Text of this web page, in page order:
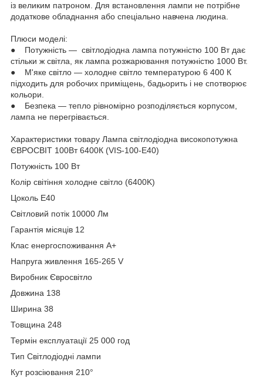
із великим патроном. Для встановлення лампи не потрібне
додаткове обладнання або спеціально навчена людина.
Плюси моделі:
● Потужність — світлодіодна лампа потужністю 100 Вт дає
стільки ж світла, як лампа розжарювання потужністю 1000 Вт.
● М'яке світло — холодне світло температурою 6 400 К
підходить для робочих приміщень, бадьорить і не спотворює
кольори.
● Безпека — тепло рівномірно розподіляється корпусом,
лампа не перегрівається.
Характеристики товару Лампа світлодіодна високопотужна
ЄВРОСВІТ 100Вт 6400К (VIS-100-E40)
Потужність 100 Вт
Колір світіння холодне світло (6400K)
Цоколь Е40
Світловий потік 10000 Лм
Гарантія місяців 12
Клас енергоспоживання A+
Напруга живлення 165-265 V
Виробник Євросвітло
Довжина 138
Ширина 38
Товщина 248
Термін експлуатації 25 000 год
Тип Світлодіодні лампи
Кут розсіювання 210°